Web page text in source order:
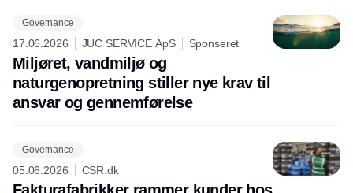
Governance
17.06.2026 JUC SERVICE ApS Sponseret
Miljøret, vandmiljø og
naturgenopretning stiller nye krav til
ansvar og gennemførelse
Governance
05.06.2026 CSR.dk